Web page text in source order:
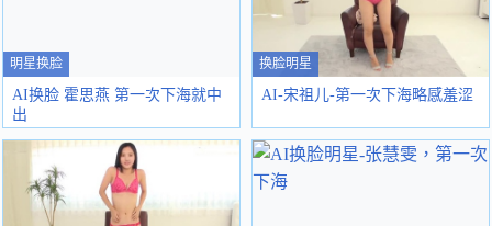
明星换脸
AI换脸 霍思燕 第一次下海就中
出
换脸明星
AI-宋祖儿-第一次下海略感羞涩